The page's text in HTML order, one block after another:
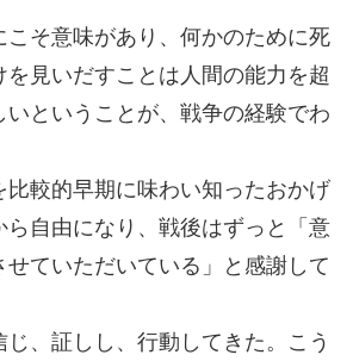
そ意味があり、何かのために死
見いだすことは人間の能力を超
いということが、戦争の経験でわ
較的早期に味わい知ったおかげ
自由になり、戦後はずっと「意
ていただいている」と感謝して
、証しし、行動してきた。こう